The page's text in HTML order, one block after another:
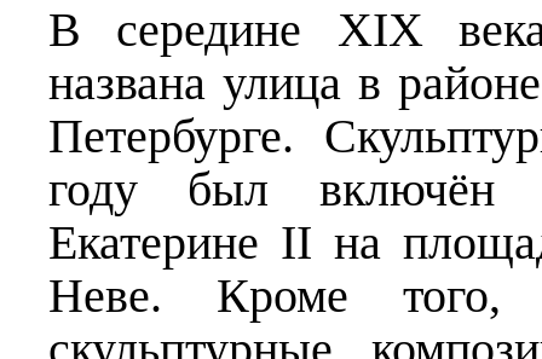
В середине XIX
названа улица в
Петербурге.
году был включён
Екатерине II на
Неве. Кроме того,